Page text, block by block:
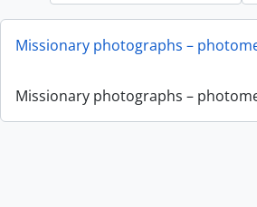
Missionary photographs –
Missionary photographs –